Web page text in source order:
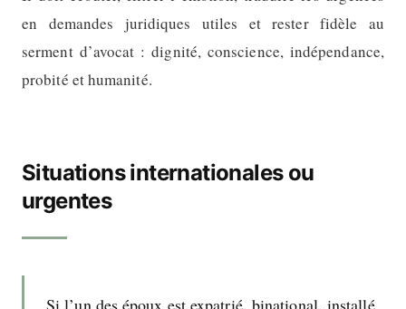
en demandes juridiques utiles et rester fidèle au
serment d’avocat : dignité, conscience, indépendance,
probité et humanité.
Situations internationales ou
urgentes